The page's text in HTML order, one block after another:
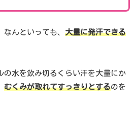
んといっても、 大量に発汗できる
の水を飲み切るくらい汗を大量にか
むくみが取れてすっきりとするのを